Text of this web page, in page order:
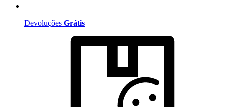
Devoluções Grátis